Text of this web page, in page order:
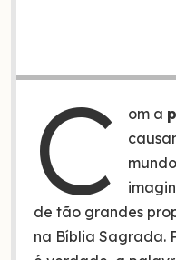
C om a
de tão grandes
na Bíblia Sagrada.